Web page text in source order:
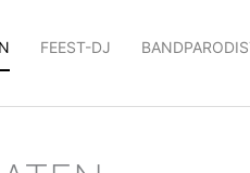
FEEST-DJ